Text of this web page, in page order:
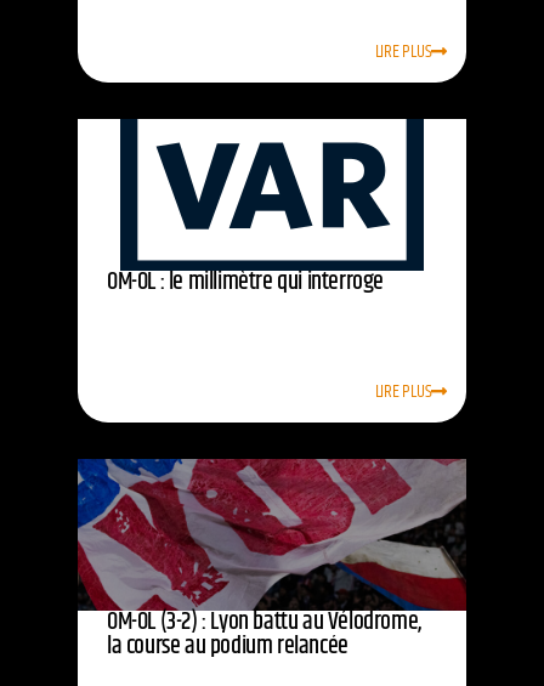
LIRE PLUS
OM-OL : le millimètre qui interroge
LIRE PLUS
OM-OL (3-2) : Lyon battu au Vélodrome,
la course au podium relancée